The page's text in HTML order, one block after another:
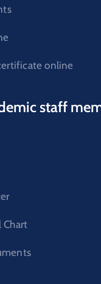
online
staff
Chart